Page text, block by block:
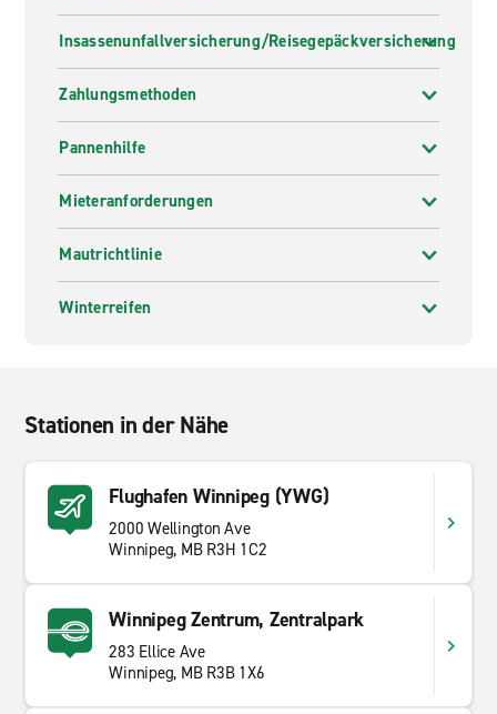
Insassenunfallversicherung/Reisegepäckversicherung
Zahlungsmethoden
Pannenhilfe
Mieteranforderungen
Mautrichtlinie
Winterreifen
Stationen in der Nähe
Flughafen Winnipeg (YWG)
2000 Wellington Ave
Winnipeg, MB R3H 1C2
Winnipeg Zentrum, Zentralpark
283 Ellice Ave
Winnipeg, MB R3B 1X6